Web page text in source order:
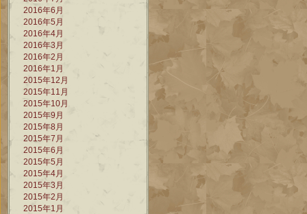
2016年6月
2016年5月
2016年4月
2016年3月
2016年2月
2016年1月
2015年12月
2015年11月
2015年10月
2015年9月
2015年8月
2015年7月
2015年6月
2015年5月
2015年4月
2015年3月
2015年2月
2015年1月